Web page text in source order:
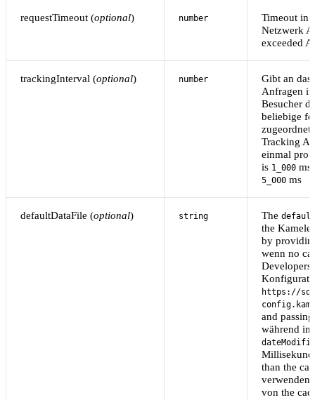
requestTimeout (optional) number Timeout in
Netzwerk
exceeded
trackingInterval (optional) number
Gibt an
Anfragen
Besucher
beliebige
Tracking
einmal pro
is 1_000 ms
5_000 ms
defaultDataFile (optional) string The
the
by
wenn no
Developers
https://
and
während
than the
verwenden
von the